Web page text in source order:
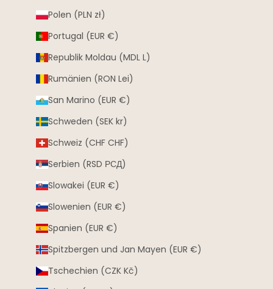
Polen (PLN zł)
Portugal (EUR €)
Republik Moldau (MDL L)
Rumänien (RON Lei)
San Marino (EUR €)
Schweden (SEK kr)
Schweiz (CHF CHF)
Serbien (RSD РСД)
Slowakei (EUR €)
Slowenien (EUR €)
Spanien (EUR €)
Spitzbergen und Jan Mayen (EUR €)
Tschechien (CZK Kč)